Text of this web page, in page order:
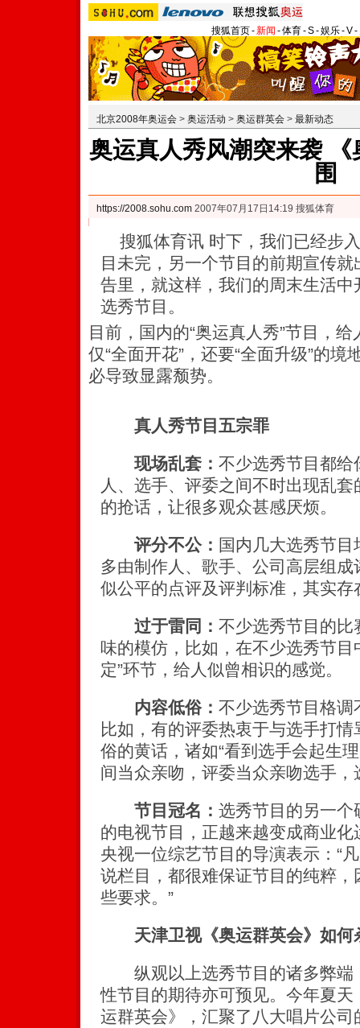
搜狐首页-新闻 -体育-S-娱乐-V-
北京2008年奥运会 > 奥运活动 > 奥运群英会 > 最新动态
奥运真人秀风潮突来袭
围
https://2008.sohu.com 2007年07月17日14:19 搜狐体育
搜狐体育讯 时下，我们已经步
目未完，另一个节目的前期宣传
告里，就这样，我们的周末生活
选秀节目。
目前，国内的“奥运真人秀”节目，
仅“全面开花”，还要“全面升级”的
必导致显露颓势。
真人秀节目五宗罪
现场乱套： 不少选秀节目都给
人、选手、评委之间不时出现乱
的抢话，让很多观众甚感厌烦。
评分不公： 国内几大选秀节
多由制作人、歌手、公司高层组
似公平的点评及评判标准，其实
过于雷同： 不少选秀节目的比
味的模仿，比如，在不少选秀节目
定”环节，给人似曾相识的感觉。
内容低俗： 不少选秀节目格调
比如，有的评委热衷于与选手打
俗的黄话，诸如“看到选手会起生
间当众亲吻，评委当众亲吻选手
节目冠名： 选秀节目的另一个
的电视节目，正越来越变成商业
央视一位综艺节目的导演表示：“
说栏目，都很难保证节目的纯粹
些要求。”
天津卫视《奥运群英会》如何
纵观以上选秀节目的诸多弊端
性节目的期待亦可预见。今年夏
运群英会》，汇聚了八大唱片公